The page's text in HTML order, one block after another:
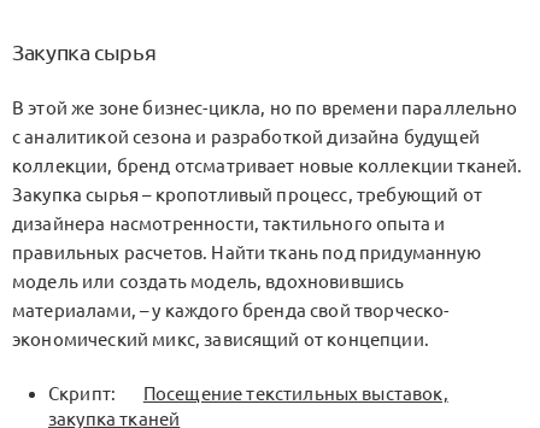
Закупка сырья
В этой же зоне бизнес-цикла, но по времени параллельно
с аналитикой сезона и разработкой дизайна будущей
коллекции, бренд отсматривает новые коллекции тканей.
Закупка сырья – кропотливый процесс, требующий от
дизайнера насмотренности, тактильного опыта и
правильных расчетов. Найти ткань под придуманную
модель или создать модель, вдохновившись
материалами, – у каждого бренда свой творческо-
экономический микс, зависящий от концепции.
Скрипт:
Посещение текстильных выставок,
закупка тканей